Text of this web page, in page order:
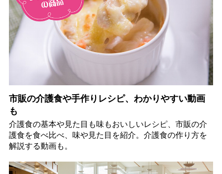
市販の介護食や手作りレシピ、わかりやすい動画
も
介護食の基本や見た目も味もおいしいレシピ、市販の介
護食を食べ比べ、味や見た目を紹介。介護食の作り方を
解説する動画も。